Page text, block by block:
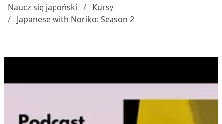
Naucz się japoński
Kursy
Japanese with Noriko: Season 2